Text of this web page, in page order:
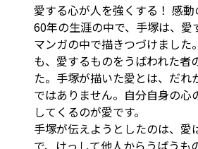
愛する心が人を強くする！ 感
60年の生涯の中で、手塚は、愛
マンガの中で描きつづけました
も、愛するものをうばわれた者
た。手塚が描いた愛とは、だれ
ではありません。自分自身の心
してくるのが愛です。
手塚が伝えようとしたのは、愛
で、けっして他人からうばうも